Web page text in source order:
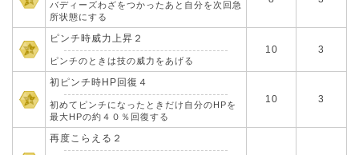
バディーズわざをつかったあと自分を次回急
所状態にする
ピンチ時威力上昇２
ピンチのときは技の威力をあげる
10 3
初ピンチ時HP回復４
初めてピンチになったときだけ自分のHPを
最大HPの約４０％回復する
10 3
再度こらえる２